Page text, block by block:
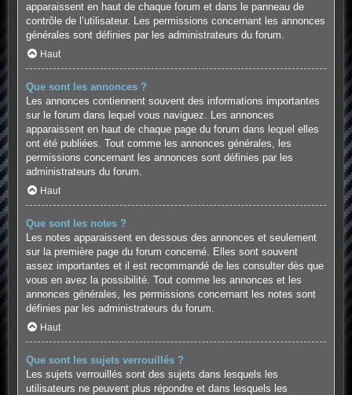
apparaissent en haut de chaque forum et dans le panneau de
contrôle de l’utilisateur. Les permissions concernant les annonces
générales sont définies par les administrateurs du forum.
Haut
Que sont les annonces ?
Les annonces contiennent souvent des informations importantes
sur le forum dans lequel vous naviguez. Les annonces
apparaissent en haut de chaque page du forum dans lequel elles
ont été publiées. Tout comme les annonces générales, les
permissions concernant les annonces sont définies par les
administrateurs du forum.
Haut
Que sont les notes ?
Les notes apparaissent en dessous des annonces et seulement
sur la première page du forum concerné. Elles sont souvent
assez importantes et il est recommandé de les consulter dès que
vous en avez la possibilité. Tout comme les annonces et les
annonces générales, les permissions concernant les notes sont
définies par les administrateurs du forum.
Haut
Que sont les sujets verrouillés ?
Les sujets verrouillés sont des sujets dans lesquels les
utilisateurs ne peuvent plus répondre et dans lesquels les